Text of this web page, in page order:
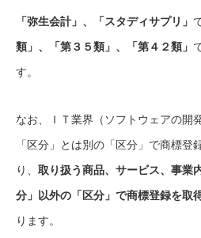
「弥生会計」、「スタディサプリ」
類」、「第３５類」、「第４２類」
す。
なお、ＩＴ業界（ソフトウェアの開
「区分」とは別の「区分」で商標登
り、 取り扱う商品、サービス、事業
分」以外の「区分」で商標登録を取
ります。